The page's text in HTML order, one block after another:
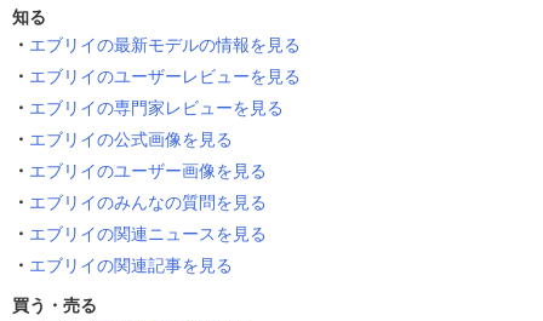
知る
エブリイの最新モデルの情報を見る
エブリイのユーザーレビューを見る
エブリイの専門家レビューを見る
エブリイの公式画像を見る
エブリイのユーザー画像を見る
エブリイのみんなの質問を見る
エブリイの関連ニュースを見る
エブリイの関連記事を見る
買う・売る